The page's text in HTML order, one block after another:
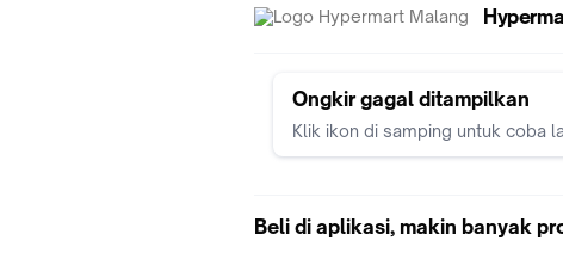
Ongkir gagal ditampilkan
Klik ikon di samping untuk coba
Beli di aplikasi, makin banyak